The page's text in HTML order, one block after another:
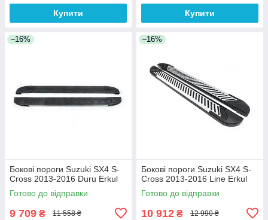
Купити Купити
–16%
Бокові пороги Suzuki SX4 S-
Cross 2013-2016 Duru Erkul
Готово до відправки
9 709 ₴ 11 558 ₴
–16%
Бокові пороги Suzuki SX4 S-
Cross 2013-2016 Line Erkul
Готово до відправки
10 912 ₴ 12 990 ₴